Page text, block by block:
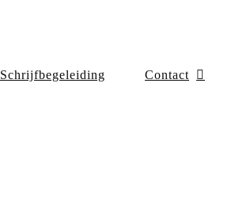
Schrijfbegeleiding Contact